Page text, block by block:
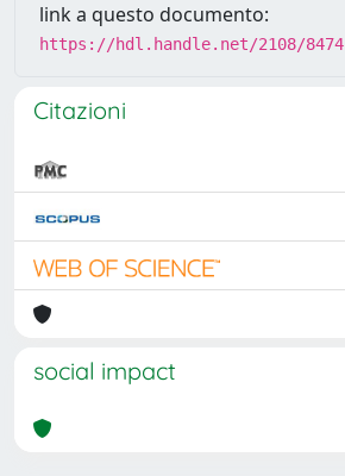
link a questo documento:
https://hdl.handle.net/2108/8474
Citazioni
social impact